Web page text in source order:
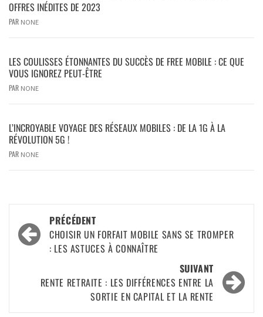
OFFRES INÉDITES DE 2023
PAR NONE
LES COULISSES ÉTONNANTES DU SUCCÈS DE FREE MOBILE : CE QUE
VOUS IGNOREZ PEUT-ÊTRE
PAR NONE
L’INCROYABLE VOYAGE DES RÉSEAUX MOBILES : DE LA 1G À LA
RÉVOLUTION 5G !
PAR NONE
PRÉCÉDENT
CHOISIR UN FORFAIT MOBILE SANS SE TROMPER
: LES ASTUCES À CONNAÎTRE
SUIVANT
RENTE RETRAITE : LES DIFFÉRENCES ENTRE LA
SORTIE EN CAPITAL ET LA RENTE